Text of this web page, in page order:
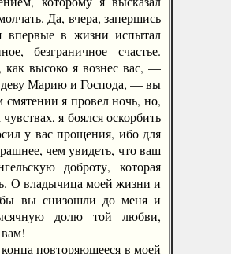
Да, вчера, запершись
впервые в жизни испытал
безграничное счастье.
высоко я вознес вас, —
деву Марию и Господа, — вы
я провел ночь, но,
я боялся оскорбить
у вас прощения, ибо для
чем увидеть, что ваш
доброту, которая
О владычица моей жизни и
вы снизошли до меня и
долю той любви,
повторяющееся в моей